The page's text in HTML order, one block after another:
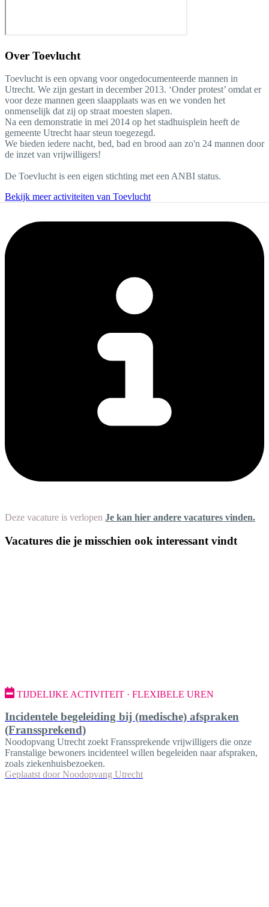
Over Toevlucht
Toevlucht is een opvang voor ongedocumenteerde mannen in
Utrecht. We zijn gestart in december 2013. ‘Onder protest’ omdat er
voor deze mannen geen slaapplaats was en we vonden het
onmenselijk dat zij op straat moesten slapen.
Na een demonstratie in mei 2014 op het stadhuisplein heeft de
gemeente Utrecht haar steun toegezegd.
We bieden iedere nacht, bed, bad en brood aan zo'n 24 mannen door
de inzet van vrijwilligers!
De Toevlucht is een eigen stichting met een ANBI status.
Bekijk meer activiteiten van Toevlucht
Deze vacature is verlopen Je kan hier andere vacatures vinden.
Vacatures die je misschien ook interessant vindt
TIJDELIJKE ACTIVITEIT · FLEXIBELE UREN
Incidentele begeleiding bij (medische) afspraken
(Franssprekend)
Noodopvang Utrecht zoekt Franssprekende vrijwilligers die onze
Franstalige bewoners incidenteel willen begeleiden naar afspraken,
zoals ziekenhuisbezoeken.
Geplaatst door Noodopvang Utrecht